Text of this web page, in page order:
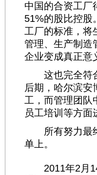
中国的合资工厂
51%的股比控股
工厂的标准，将
管理、生产制造
企业变成真正意
这也完全符合
后期，哈尔滨
工，而管理团队
员工培训等方面
所有努力最终
单上。
2011年2月14